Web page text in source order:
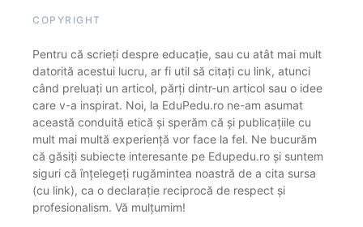
COPYRIGHT
Pentru că scrieți despre educație, sau cu atât mai mult
datorită acestui lucru, ar fi util să citați cu link, atunci
când preluați un articol, părți dintr-un articol sau o idee
care v-a inspirat. Noi, la EduPedu.ro ne-am asumat
această conduită etică și sperăm că și publicațiile cu
mult mai multă experiență vor face la fel. Ne bucurăm
că găsiți subiecte interesante pe Edupedu.ro și suntem
siguri că înțelegeți rugămintea noastră de a cita sursa
(cu link), ca o declarație reciprocă de respect și
profesionalism. Vă mulțumim!